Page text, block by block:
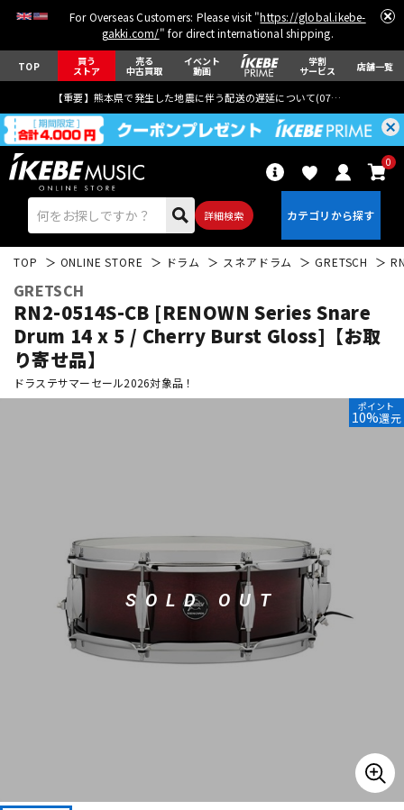
For Overseas Customers: Please visit "https://global.ikebe-
gakki.com/" for direct international shipping.
TOP 買う
ストア
売る
中古買取
イベント
動画
学割
サービス 店舗一覧
【重要】熊本県で発生した地震に伴う配送の遅延について(07月29日
詳細検索
0
エレキギター
キーボード 電子ピアノ
管楽器 その他楽器
TOP ONLINE STORE ドラム スネアドラム GRETSCH
GRETSCH
RN2-0514S-CB [RENOWN Series Snare
Drum 14 x 5 / Cherry Burst Gloss]【お取
り寄せ品】
ドラステサマーセール2026対象品！
SOLD OUT
ポイント
10%還元